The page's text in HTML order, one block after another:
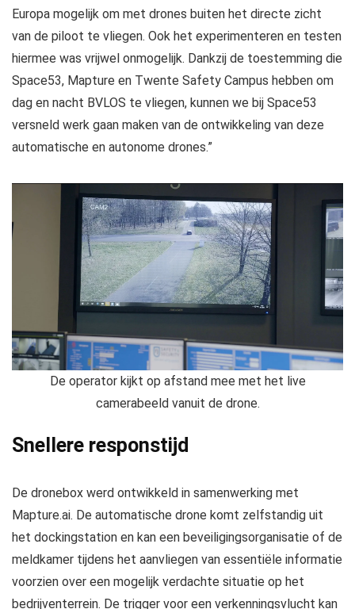
Europa mogelijk om met drones buiten het directe zicht
van de piloot te vliegen. Ook het experimenteren en testen
hiermee was vrijwel onmogelijk. Dankzij de toestemming die
Space53, Mapture en Twente Safety Campus hebben om
dag en nacht BVLOS te vliegen, kunnen we bij Space53
versneld werk gaan maken van de ontwikkeling van deze
automatische en autonome drones.”
De operator kijkt op afstand mee met het live
camerabeeld vanuit de drone.
Snellere responstijd
De dronebox werd ontwikkeld in samenwerking met
Mapture.ai. De automatische drone komt zelfstandig uit
het dockingstation en kan een beveiligingsorganisatie of de
meldkamer tijdens het aanvliegen van essentiële informatie
voorzien over een mogelijk verdachte situatie op het
bedrijventerrein. De trigger voor een verkenningsvlucht kan